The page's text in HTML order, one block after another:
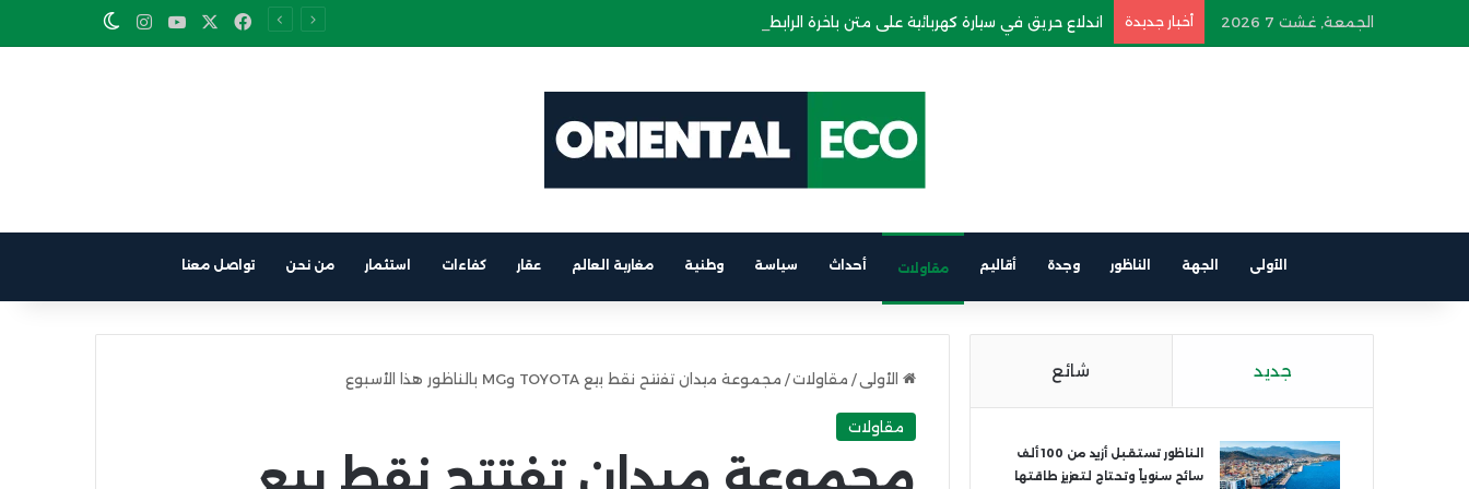
الجمعة, غشت 7 2026 أخبار جديدة اندلاع حريق في سيارة كهربائية على متن باخرة الرابط بين برشلونة والناظور Facebook
YouTube
Instagram
Switch skin
الأولى الجهة الناظور وجدة أقاليم مقاولات أحداث سياسة وطنية مغاربة العالم عقار كفاءات استثمار من نحن تواصل معنا
الأولى / مقاولات/ مجموعة ميدان تفتتح نقط بيع TOYOTA وMG بالناظور هذا الأسبوع
مقاولات
مجموعة ميدان تفتتح نقط بيع
جديد شائع
الناظور تستقبل أزيد من 100 ألف
سائح سنوياً وتحتاج لتعزيز طاقتها